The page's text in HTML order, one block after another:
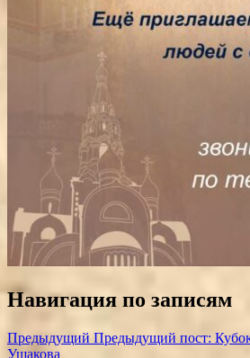
Навигация по записям
Предыдущий Предыдущий пост:
Ушакова